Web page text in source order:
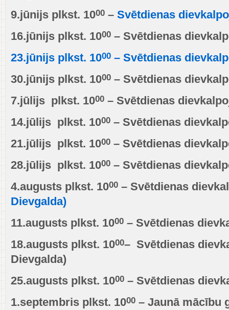
9.jūnijs plkst. 1000 – Svētdienas
16.jūnijs plkst. 1000 – Svētdienas
23.jūnijs plkst. 1000 – Svētdienas
30.jūnijs plkst. 1000 – Svētdienas
7.jūlijs plkst. 1000 – Svētdienas
14.jūlijs plkst. 1000 – Svētdienas
21.jūlijs plkst. 1000 – Svētdienas
28.jūlijs plkst. 1000 – Svētdienas
4.augusts plkst. 1000 – Svētdienas
Dievgalda)
11.augusts plkst. 1000 – Svētdienas
18.augusts plkst. 1000– Svētdienas
Dievgalda)
25.augusts plkst. 1000 – Svētdienas
1.septembris plkst. 1000 – Jaunā mācību